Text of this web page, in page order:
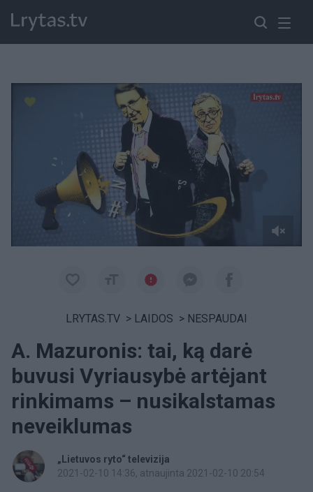
LRYTAS.TV > LAIDOS > NESPAUDAI
A. Mazuronis: tai, ką darė
buvusi Vyriausybė artėjant
rinkimams – nusikalstamas
neveiklumas
„Lietuvos ryto“ televizija
2021-02-10 14:36, atnaujinta 2021-02-10 20:54